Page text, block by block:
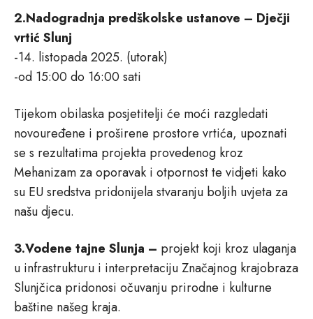
2.Nadogradnja predškolske ustanove – Dječji
vrtić Slunj
-14. listopada 2025. (utorak)
-od 15:00 do 16:00 sati
Tijekom obilaska posjetitelji će moći razgledati
novouređene i proširene prostore vrtića, upoznati
se s rezultatima projekta provedenog kroz
Mehanizam za oporavak i otpornost te vidjeti kako
su EU sredstva pridonijela stvaranju boljih uvjeta za
našu djecu.
3.Vodene tajne Slunja – projekt koji kroz ulaganja
u infrastrukturu i interpretaciju Značajnog krajobraza
Slunjčica pridonosi očuvanju prirodne i kulturne
baštine našeg kraja.